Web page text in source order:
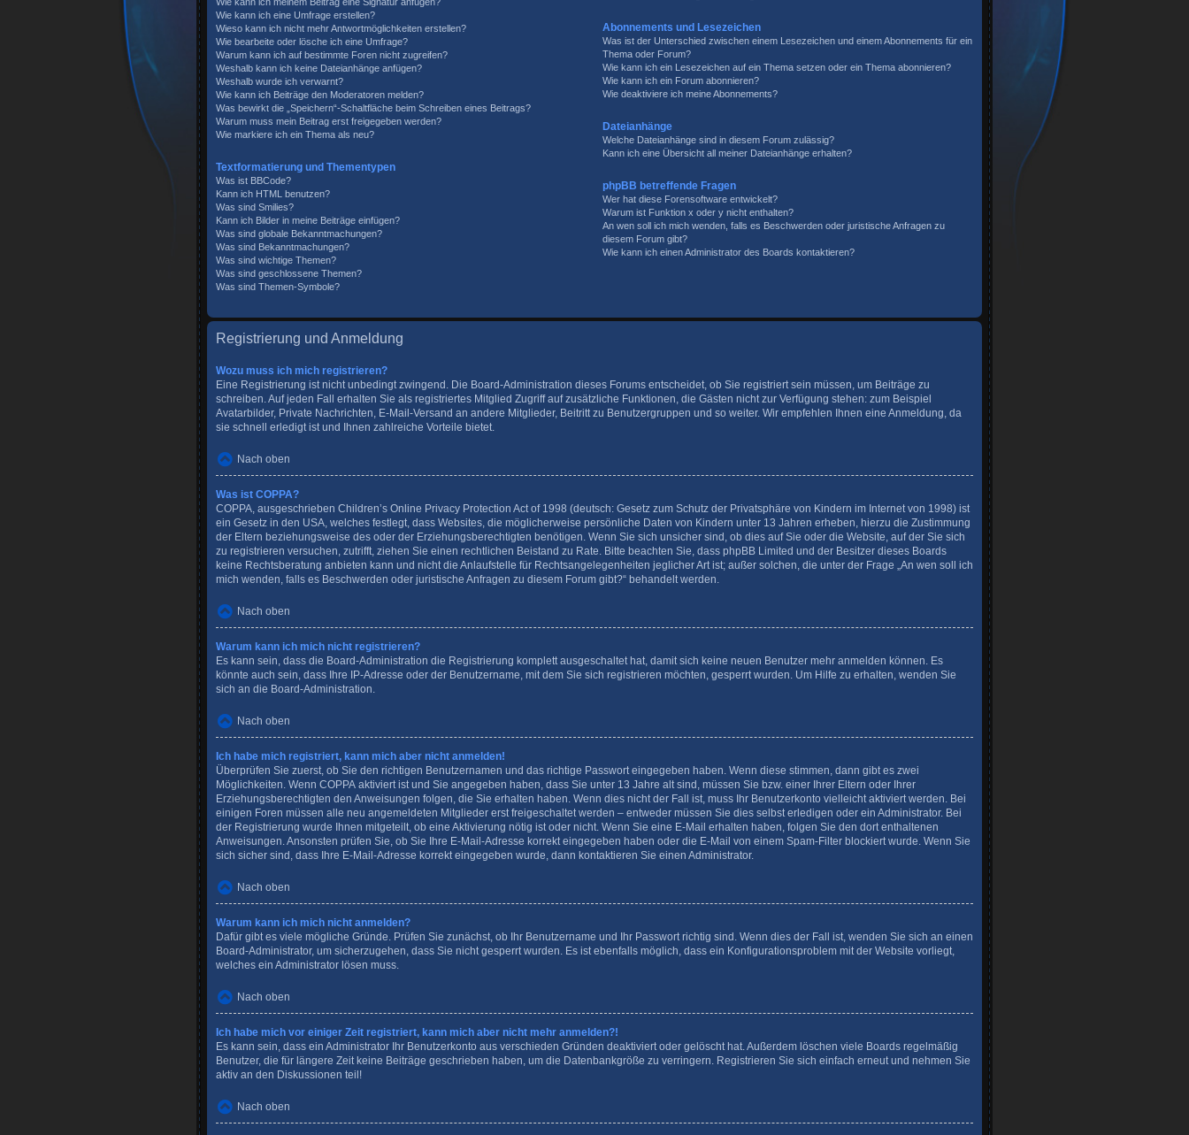
Wie kann ich eine Umfrage erstellen?
Wieso kann ich nicht mehr Antwortmöglichkeiten erstellen?
Wie bearbeite oder lösche ich eine Umfrage?
Warum kann ich auf bestimmte Foren nicht zugreifen?
Weshalb kann ich keine Dateianhänge anfügen?
Weshalb wurde ich verwarnt?
Wie kann ich Beiträge den Moderatoren melden?
Was bewirkt die „Speichern“-Schaltfläche beim Schreiben eines Beitrags?
Warum muss mein Beitrag erst freigegeben werden?
Wie markiere ich ein Thema als neu?
Textformatierung und Thementypen
Was ist BBCode?
Kann ich HTML benutzen?
Was sind Smilies?
Kann ich Bilder in meine Beiträge einfügen?
Was sind globale Bekanntmachungen?
Was sind Bekanntmachungen?
Was sind wichtige Themen?
Was sind geschlossene Themen?
Was sind Themen-Symbole?
Abonnements und Lesezeichen
Was ist der Unterschied zwischen einem Lesezeichen und einem Abonnements für ein
Thema oder Forum?
Wie kann ich ein Lesezeichen auf ein Thema setzen oder ein Thema abonnieren?
Wie kann ich ein Forum abonnieren?
Wie deaktiviere ich meine Abonnements?
Dateianhänge
Welche Dateianhänge sind in diesem Forum zulässig?
Kann ich eine Übersicht all meiner Dateianhänge erhalten?
phpBB betreffende Fragen
Wer hat diese Forensoftware entwickelt?
Warum ist Funktion x oder y nicht enthalten?
An wen soll ich mich wenden, falls es Beschwerden oder juristische Anfragen zu
diesem Forum gibt?
Wie kann ich einen Administrator des Boards kontaktieren?
Registrierung und Anmeldung
Wozu muss ich mich registrieren?
Eine Registrierung ist nicht unbedingt zwingend. Die Board-Administration dieses Forums entscheidet, ob Sie registriert sein müssen, um Beiträge zu
schreiben. Auf jeden Fall erhalten Sie als registriertes Mitglied Zugriff auf zusätzliche Funktionen, die Gästen nicht zur Verfügung stehen: zum Beispiel
Avatarbilder, Private Nachrichten, E-Mail-Versand an andere Mitglieder, Beitritt zu Benutzergruppen und so weiter. Wir empfehlen Ihnen eine Anmeldung, da
sie schnell erledigt ist und Ihnen zahlreiche Vorteile bietet.
Nach oben
Was ist COPPA?
COPPA, ausgeschrieben Children’s Online Privacy Protection Act of 1998 (deutsch: Gesetz zum Schutz der Privatsphäre von Kindern im Internet von 1998) ist
ein Gesetz in den USA, welches festlegt, dass Websites, die möglicherweise persönliche Daten von Kindern unter 13 Jahren erheben, hierzu die Zustimmung
der Eltern beziehungsweise des oder der Erziehungsberechtigten benötigen. Wenn Sie sich unsicher sind, ob dies auf Sie oder die Website, auf der Sie sich
zu registrieren versuchen, zutrifft, ziehen Sie einen rechtlichen Beistand zu Rate. Bitte beachten Sie, dass phpBB Limited und der Besitzer dieses Boards
keine Rechtsberatung anbieten kann und nicht die Anlaufstelle für Rechtsangelegenheiten jeglicher Art ist; außer solchen, die unter der Frage „An wen soll ich
mich wenden, falls es Beschwerden oder juristische Anfragen zu diesem Forum gibt?“ behandelt werden.
Nach oben
Warum kann ich mich nicht registrieren?
Es kann sein, dass die Board-Administration die Registrierung komplett ausgeschaltet hat, damit sich keine neuen Benutzer mehr anmelden können. Es
könnte auch sein, dass Ihre IP-Adresse oder der Benutzername, mit dem Sie sich registrieren möchten, gesperrt wurden. Um Hilfe zu erhalten, wenden Sie
sich an die Board-Administration.
Nach oben
Ich habe mich registriert, kann mich aber nicht anmelden!
Überprüfen Sie zuerst, ob Sie den richtigen Benutzernamen und das richtige Passwort eingegeben haben. Wenn diese stimmen, dann gibt es zwei
Möglichkeiten. Wenn COPPA aktiviert ist und Sie angegeben haben, dass Sie unter 13 Jahre alt sind, müssen Sie bzw. einer Ihrer Eltern oder Ihrer
Erziehungsberechtigten den Anweisungen folgen, die Sie erhalten haben. Wenn dies nicht der Fall ist, muss Ihr Benutzerkonto vielleicht aktiviert werden. Bei
einigen Foren müssen alle neu angemeldeten Mitglieder erst freigeschaltet werden – entweder müssen Sie dies selbst erledigen oder ein Administrator. Bei
der Registrierung wurde Ihnen mitgeteilt, ob eine Aktivierung nötig ist oder nicht. Wenn Sie eine E-Mail erhalten haben, folgen Sie den dort enthaltenen
Anweisungen. Ansonsten prüfen Sie, ob Sie Ihre E-Mail-Adresse korrekt eingegeben haben oder die E-Mail von einem Spam-Filter blockiert wurde. Wenn Sie
sich sicher sind, dass Ihre E-Mail-Adresse korrekt eingegeben wurde, dann kontaktieren Sie einen Administrator.
Nach oben
Warum kann ich mich nicht anmelden?
Dafür gibt es viele mögliche Gründe. Prüfen Sie zunächst, ob Ihr Benutzername und Ihr Passwort richtig sind. Wenn dies der Fall ist, wenden Sie sich an einen
Board-Administrator, um sicherzugehen, dass Sie nicht gesperrt wurden. Es ist ebenfalls möglich, dass ein Konfigurationsproblem mit der Website vorliegt,
welches ein Administrator lösen muss.
Nach oben
Ich habe mich vor einiger Zeit registriert, kann mich aber nicht mehr anmelden?!
Es kann sein, dass ein Administrator Ihr Benutzerkonto aus verschieden Gründen deaktiviert oder gelöscht hat. Außerdem löschen viele Boards regelmäßig
Benutzer, die für längere Zeit keine Beiträge geschrieben haben, um die Datenbankgröße zu verringern. Registrieren Sie sich einfach erneut und nehmen Sie
aktiv an den Diskussionen teil!
Nach oben